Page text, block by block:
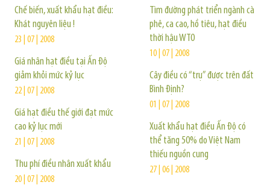
Chế biến, xuất khẩu hạt điều:
Khát nguyên liệu !
23 | 07 | 2008
Giá nhân hạt điều tại Ấn Độ
giảm khỏi mức kỷ lục
22 | 07 | 2008
Giá hạt điều thế giới đạt mức
cao kỷ lục mới
21 | 07 | 2008
Thu phí điều nhân xuất khẩu
20 | 07 | 2008
Tìm đường phát triển ngành cà
phê, ca cao, hồ tiêu, hạt điều
thời hậu WTO
10 | 07 | 2008
Cây điều có “trụ” được trên đất
Bình Định?
01 | 07 | 2008
Xuất khẩu hạt điều Ấn Độ có
thể tăng 50% do Việt Nam
thiếu nguồn cung
27 | 06 | 2008